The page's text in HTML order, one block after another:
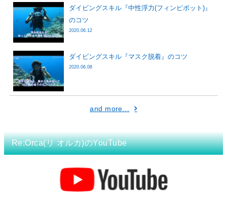
ダイビングスキル『中性浮力(フィンピボット)』
のコツ
2020.06.12
ダイビングスキル『マスク脱着』のコツ
2020.06.08
and more...
Re:Orca(リ オルカ)のYouTube